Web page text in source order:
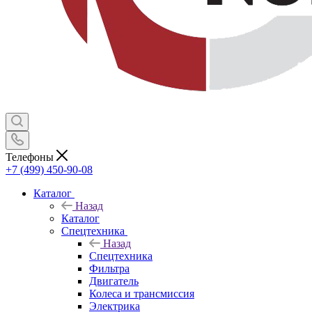
Телефоны
+7 (499) 450-90-08
Каталог
Назад
Каталог
Спецтехника
Назад
Спецтехника
Фильтра
Двигатель
Колеса и трансмиссия
Электрика